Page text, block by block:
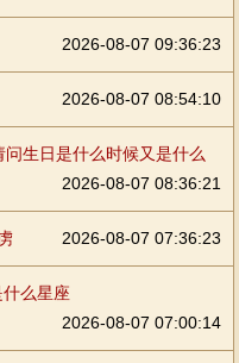
2026-08-07 09:36:23
2026-08-07 08:54:10
生日是什么时候又是什么
2026-08-07 08:36:21
2026-08-07 07:36:23
么星座
2026-08-07 07:00:14